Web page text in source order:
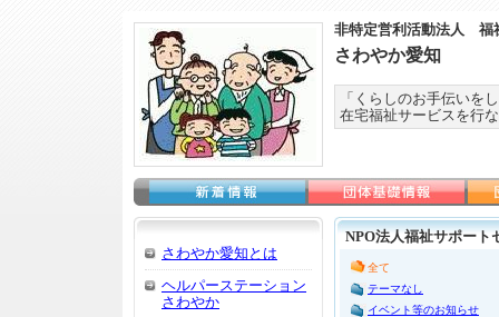
非特定営利活動法人 福
さわやか愛知
「くらしのお手伝いを
在宅福祉サービスを行
さわやか愛知とは
ヘルパーステーション
さわやか
NPO法人福祉サポート
全て
テーマなし
イベント等のお知らせ